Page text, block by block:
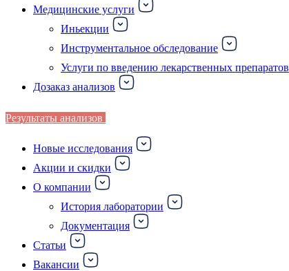
Медицинские услуги
Иньекции
Инструментальное обследование
Услуги по введению лекарственных препаратов
Дозаказ анализов
Результаты анализов
Новые исследования
Акции и скидки
О компании
История лаборатории
Документация
Статьи
Вакансии